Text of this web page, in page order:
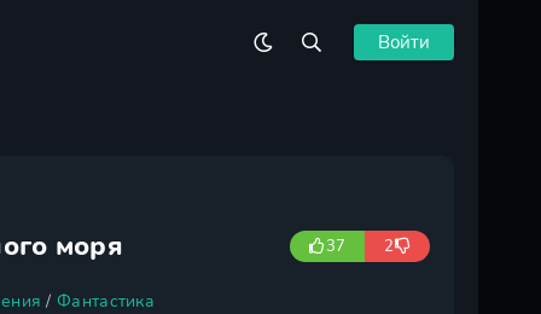
Войти
моря 37 2
/ Фантастика